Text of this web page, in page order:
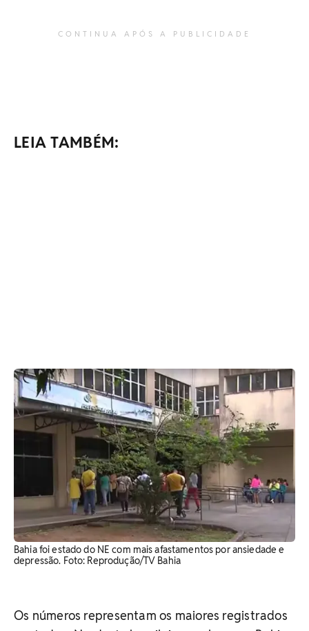
CONTINUA APÓS A PUBLICIDADE
LEIA TAMBÉM:
Bahia foi estado do NE com mais afastamentos por ansiedade e
depressão. Foto: Reprodução/TV Bahia
Os números representam os maiores registrados